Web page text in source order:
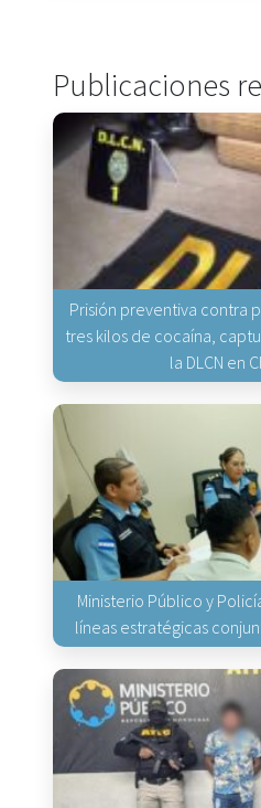
Publicaciones
Prisión preventiva contra
tres kilos de cocaína,
la DLCN en
Ministerio Público y
líneas estratégicas